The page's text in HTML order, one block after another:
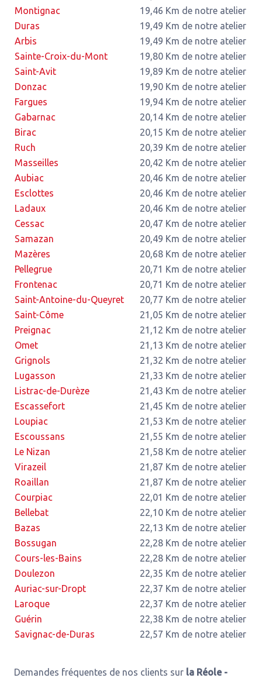
Montignac
19,46 Km de notre atelier
Duras
19,49 Km de notre atelier
Arbis
19,49 Km de notre atelier
Sainte-Croix-du-Mont
19,80 Km de notre atelier
Saint-Avit
19,89 Km de notre atelier
Donzac
19,90 Km de notre atelier
Fargues
19,94 Km de notre atelier
Gabarnac
20,14 Km de notre atelier
Birac
20,15 Km de notre atelier
Ruch
20,39 Km de notre atelier
Masseilles
20,42 Km de notre atelier
Aubiac
20,46 Km de notre atelier
Esclottes
20,46 Km de notre atelier
Ladaux
20,46 Km de notre atelier
Cessac
20,47 Km de notre atelier
Samazan
20,49 Km de notre atelier
Mazères
20,68 Km de notre atelier
Pellegrue
20,71 Km de notre atelier
Frontenac
20,71 Km de notre atelier
Saint-Antoine-du-Queyret
20,77 Km de notre atelier
Saint-Côme
21,05 Km de notre atelier
Preignac
21,12 Km de notre atelier
Omet
21,13 Km de notre atelier
Grignols
21,32 Km de notre atelier
Lugasson
21,33 Km de notre atelier
Listrac-de-Durèze
21,43 Km de notre atelier
Escassefort
21,45 Km de notre atelier
Loupiac
21,53 Km de notre atelier
Escoussans
21,55 Km de notre atelier
Le Nizan
21,58 Km de notre atelier
Virazeil
21,87 Km de notre atelier
Roaillan
21,87 Km de notre atelier
Courpiac
22,01 Km de notre atelier
Bellebat
22,10 Km de notre atelier
Bazas
22,13 Km de notre atelier
Bossugan
22,28 Km de notre atelier
Cours-les-Bains
22,28 Km de notre atelier
Doulezon
22,35 Km de notre atelier
Auriac-sur-Dropt
22,37 Km de notre atelier
Laroque
22,37 Km de notre atelier
Guérin
22,38 Km de notre atelier
Savignac-de-Duras
22,57 Km de notre atelier
Demandes fréquentes de nos clients sur la Réole -